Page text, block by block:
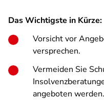
Das Wichtigste in Kürze:
Vorsicht vor
versprechen.
Vermeiden Sie
angeboten werden.